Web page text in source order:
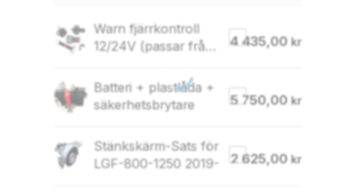
Warn fjärrkontroll
12/24V (passar från
4 435,00 kr
Batteri + plastlåda +
säkerhetsbrytare
5 750,00 kr
Stänkskärm-Sats för
LGF-800-1250 2019-
2 625,00 kr